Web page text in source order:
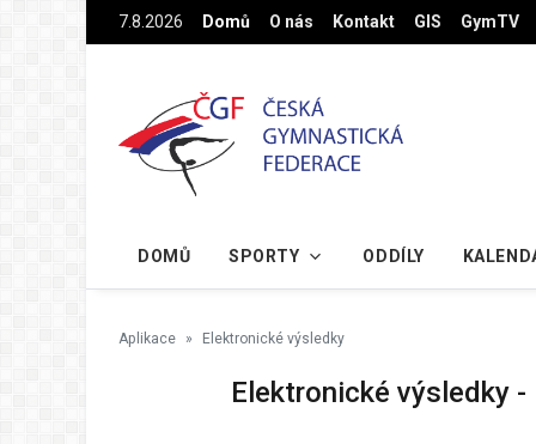
Na hlavní obsah7.8.2026 Domů O nás Kontakt GIS GymTV
DOMŮ SPORTY ODDÍLY
Aplikace Elektronické výsledky
Elektronické výsledky